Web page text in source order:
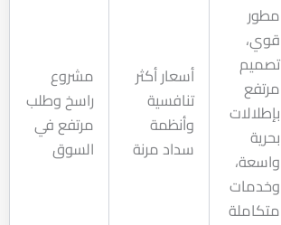
مطور
قوي،
تصميم
مرتفع
بإطلالات
بحرية
واسعة،
وخدمات
متكاملة
أسعار أكثر
تنافسية
وأنظمة
سداد مرنة
مشروع
راسخ وطلب
مرتفع في
السوق